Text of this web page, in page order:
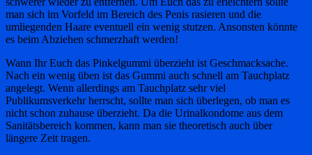
man sich im Vorfeld im Bereich des Penis rasieren und die
umliegenden Haare eventuell ein wenig stutzen. Ansonsten könnte
es beim Abziehen schmerzhaft werden!
Wann Ihr Euch das Pinkelgummi überzieht ist Geschmacksache.
Nach ein wenig üben ist das Gummi auch schnell am Tauchplatz
angelegt. Wenn allerdings am Tauchplatz sehr viel
Publikumsverkehr herrscht, sollte man sich überlegen, ob man es
nicht schon zuhause überzieht. Da die Urinalkondome aus dem
Sanitätsbereich kommen, kann man sie theoretisch auch über
längere Zeit tragen.